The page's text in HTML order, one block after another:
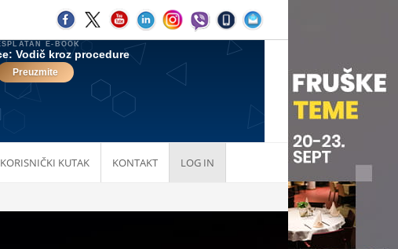
KORISNIČKI KUTAK KONTAKT LOG IN